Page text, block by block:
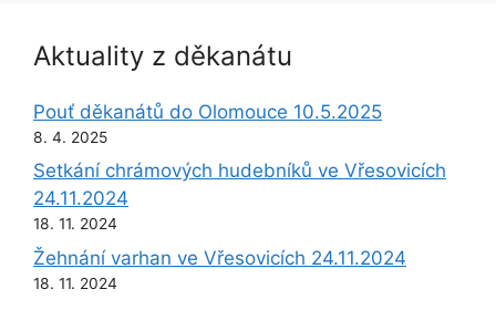
Aktuality z děkanátu
Pouť děkanátů do Olomouce 10.5.2025
8. 4. 2025
Setkání chrámových hudebníků ve Vřesovicích
24.11.2024
18. 11. 2024
Žehnání varhan ve Vřesovicích 24.11.2024
18. 11. 2024